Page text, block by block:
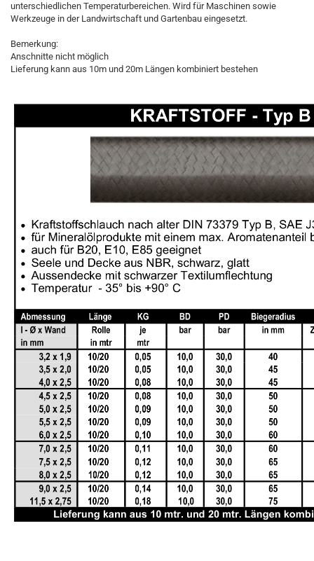
unterschiedlichen Temperaturbereichen. Wird für Maschinen sowie
Werkzeuge in der Landwirtschaft und Gartenbau eingesetzt.
Bemerkung:
Anschnitte nicht möglich
Lieferung kann aus 10m und 20m Längen kombiniert bestehen